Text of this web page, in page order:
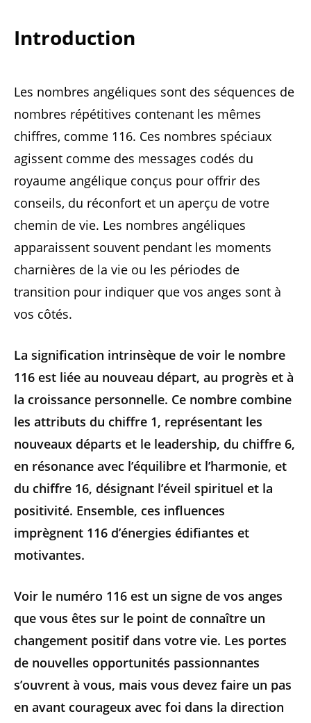
Introduction
Les nombres angéliques sont des séquences de
nombres répétitives contenant les mêmes
chiffres, comme 116. Ces nombres spéciaux
agissent comme des messages codés du
royaume angélique conçus pour offrir des
conseils, du réconfort et un aperçu de votre
chemin de vie. Les nombres angéliques
apparaissent souvent pendant les moments
charnières de la vie ou les périodes de
transition pour indiquer que vos anges sont à
vos côtés.
La signification intrinsèque de voir le nombre
116 est liée au nouveau départ, au progrès et à
la croissance personnelle. Ce nombre combine
les attributs du chiffre 1, représentant les
nouveaux départs et le leadership, du chiffre 6,
en résonance avec l’équilibre et l’harmonie, et
du chiffre 16, désignant l’éveil spirituel et la
positivité. Ensemble, ces influences
imprègnent 116 d’énergies édifiantes et
motivantes.
Voir le numéro 116 est un signe de vos anges
que vous êtes sur le point de connaître un
changement positif dans votre vie. Les portes
de nouvelles opportunités passionnantes
s’ouvrent à vous, mais vous devez faire un pas
en avant courageux avec foi dans la direction